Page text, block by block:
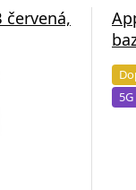
červená,
5G